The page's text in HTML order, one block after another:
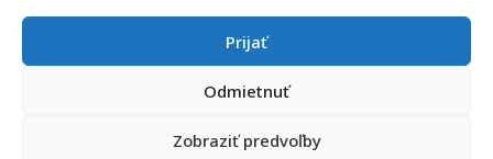
Prijať
Odmietnuť
Zobraziť predvoľby